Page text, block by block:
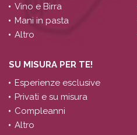
Vino e Birra
Mani in pasta
Altro
SU MISURA PER TE!
Esperienze esclusive
Privati e su misura
Compleanni
Altro